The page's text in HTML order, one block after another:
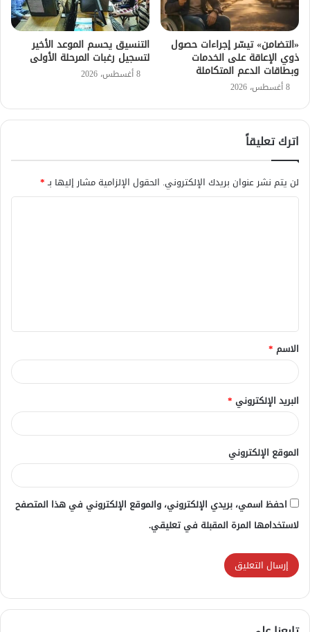
«التضامن» تيسّر إجراءات حصول
ذوي الإعاقة على الخدمات
وبطاقات الدعم المتكاملة
8 أغسطس، 2026
التنسيق يحسم الموعد الأخير
لتسجيل رغبات المرحلة الأولى
8 أغسطس، 2026
اترك تعليقاً
لن يتم نشر عنوان بريدك الإلكتروني. الحقول الإلزامية مشار إليها بـ*
ق
*
الاسم *
البريد الإلكتروني *
الموقع الإلكتروني
احفظ اسمي، بريدي الإلكتروني، والموقع الإلكتروني في هذا المتصفح
لاستخدامها المرة المقبلة في تعليقي.